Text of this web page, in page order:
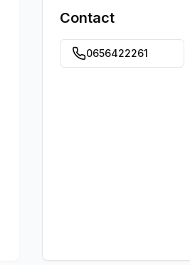
Contact
0656422261​